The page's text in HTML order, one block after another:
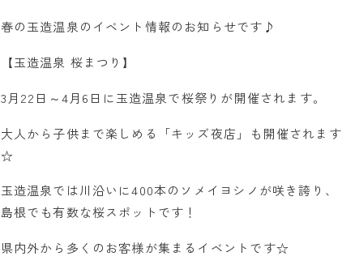
春の玉造温泉のイベント情報のお知らせです♪
【玉造温泉 桜まつり】
3月22日～4月6日に玉造温泉で桜祭りが開催されます。
大人から子供まで楽しめる「キッズ夜店」も開催されます
☆
玉造温泉では川沿いに400本のソメイヨシノが咲き誇り、
島根でも有数な桜スポットです！
県内外から多くのお客様が集まるイベントです☆